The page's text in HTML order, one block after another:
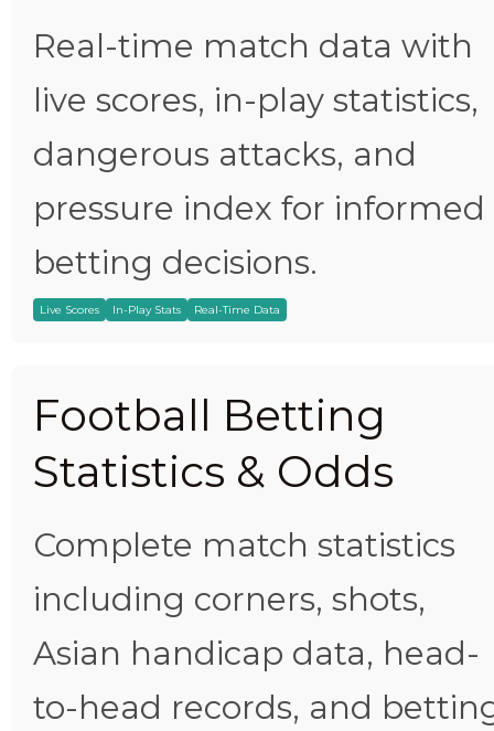
Real-time match data with
live scores, in-play statistics,
dangerous attacks, and
pressure index for informed
betting decisions.
Live Scores In-Play Stats Real-Time Data
Football Betting
Statistics & Odds
Complete match statistics
including corners, shots,
Asian handicap data, head-
to-head records, and